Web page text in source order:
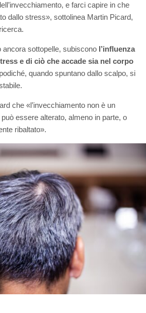
e farci capire in che
dallo stress», sottolinea Martin Picard,
ancora sottopelle, subiscono l’influenza
e di ciò che accade sia nel corpo
quando spuntano dallo scalpo, si
che «l’invecchiamento non è un
essere alterato, almeno in parte, o
ribaltato».